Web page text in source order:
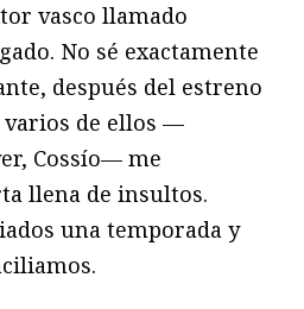
vasco llamado
No sé exactamente
después del estreno
varios de ellos —
Cossío— me
llena de insultos.
una temporada y